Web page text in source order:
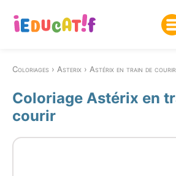
Coloriages Asterix Astérix en train de courir
Coloriage Astérix en
courir